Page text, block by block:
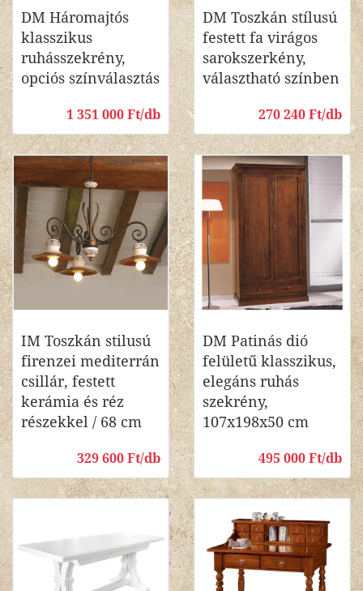
DM Háromajtós
klasszikus
ruhásszekrény,
opciós színválasztás
1 351 000 Ft/db
DM Toszkán stílusú
festett fa virágos
sarokszerkény,
választható színben
270 240 Ft/db
IM Toszkán stilusú
firenzei mediterrán
csillár, festett
kerámia és réz
részekkel / 68 cm
329 600 Ft/db
DM Patinás dió
felületű klasszikus,
elegáns ruhás
szekrény,
107x198x50 cm
495 000 Ft/db